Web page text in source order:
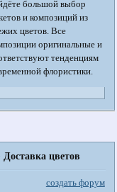
большой выбор
и композиций из
цветов. Все
оригинальные и
тенденциям
флористики.
Доставка цветов
создать форум